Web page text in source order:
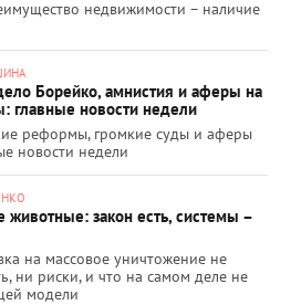
недвижимости – наличие
Борейко, амнистия и аферы на
главные новости недели
реформы, громкие суды и аферы
новости недели
животные: закон есть, системы –
на массовое уничтожение не
ни риски, и что на самом деле не
модели